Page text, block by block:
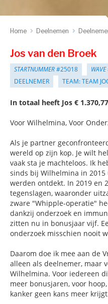
Home Deelnemen
Jos van den Broek
STARTNUMMER#25018 WAVE
DEELNEMER
TEAM: TEAM
In totaal heeft Jos €
Voor Wilhelmina, Voor
Als je partner
wereld op zijn kop. Je wilt
vaak sta je machteloos. Ik
sinds bij Wilhelmina in
werden ontdekt. In 2019 en
tegenslagen, waaronder
zware "Whipple-operatie"
dankzij onderzoek en
zitten nu in bonusjaar vijf.
onderzoek misschien nooit
Daarom doe ik mee aan de
alleen als deelnemer, maar
Wilhelmina. Voor iedereen
meer bonusjaren, voor
kanker geen kans meer